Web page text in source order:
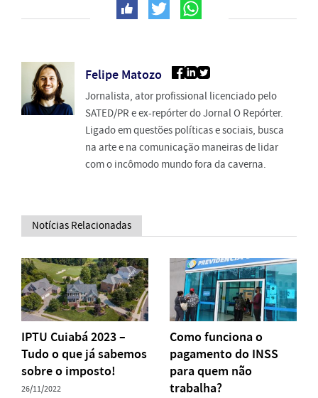
Felipe Matozo
Jornalista, ator profissional licenciado pelo
SATED/PR e ex-repórter do Jornal O Repórter.
Ligado em questões políticas e sociais, busca
na arte e na comunicação maneiras de lidar
com o incômodo mundo fora da caverna.
Notícias Relacionadas
IPTU Cuiabá 2023 –
Tudo o que já sabemos
sobre o imposto!
26/11/2022
Como funciona o
pagamento do INSS
para quem não
trabalha?